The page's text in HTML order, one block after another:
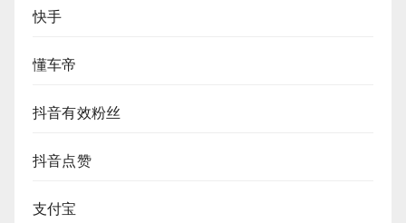
快手
懂车帝
抖音有效粉丝
抖音点赞
支付宝